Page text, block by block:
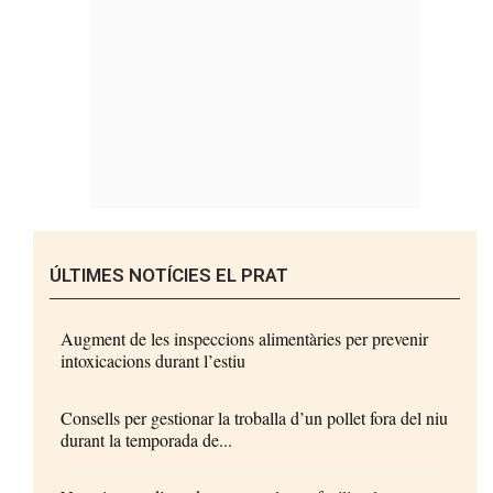
ÚLTIMES NOTÍCIES EL PRAT
Augment de les inspeccions alimentàries per prevenir
intoxicacions durant l’estiu
Consells per gestionar la troballa d’un pollet fora del niu
durant la temporada de...